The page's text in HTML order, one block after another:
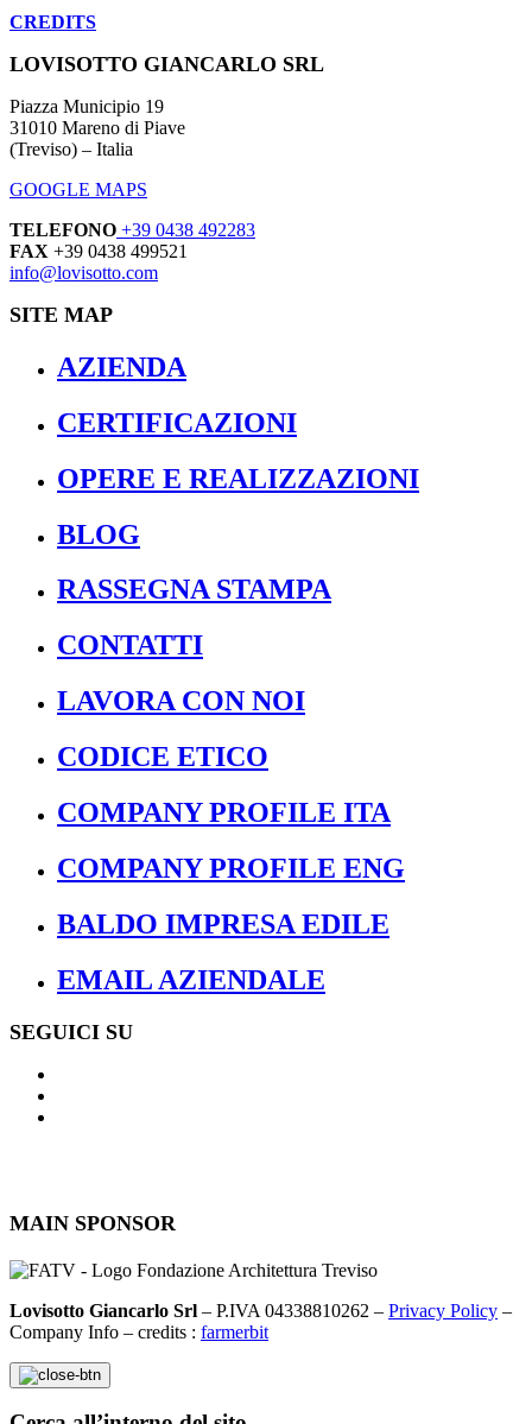
CREDITS
LOVISOTTO GIANCARLO SRL
Piazza Municipio 19
31010 Mareno di Piave
(Treviso) – Italia
GOOGLE MAPS
TELEFONO +39 0438 492283
FAX +39 0438 499521
info@lovisotto.com
SITE MAP
AZIENDA
CERTIFICAZIONI
OPERE E REALIZZAZIONI
BLOG
RASSEGNA STAMPA
CONTATTI
LAVORA CON NOI
CODICE ETICO
COMPANY PROFILE ITA
COMPANY PROFILE ENG
BALDO IMPRESA EDILE
EMAIL AZIENDALE
SEGUICI SU
MAIN SPONSOR
Lovisotto Giancarlo Srl – P.IVA 04338810262 – Privacy Policy –
Company Info – credits : farmerbit